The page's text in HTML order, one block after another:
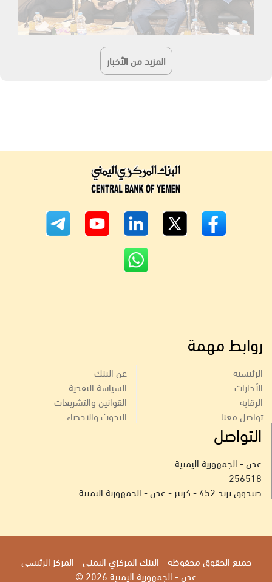
المزيد من الأخبار
روابط مهمة
الرئيسية
الأدارات
الرقابة
تواصل معنا
عن البنك
السياسة النقدية
القوانين والتشريعات
البحوث والاحصاء
التواصل
عدن - الجمهورية اليمنية
256518
صندوق بريد 452 - كريتر - عدن - الجمهورية اليمنية
جميع الحقوق محفوظة - البنك المركزي اليمني - المركز الرئيسي
عدن - الجمهورية اليمنية 2026 ©